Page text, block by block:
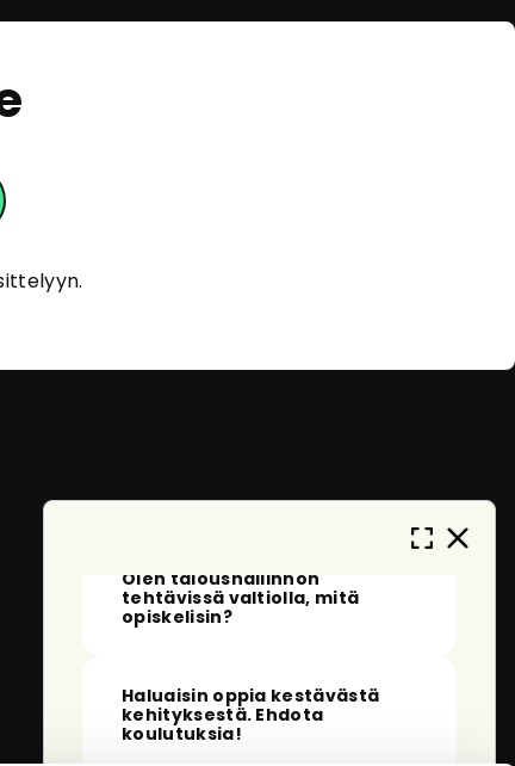
Mitä voin kysyä sinulta?
Olen taloushallinnon
tehtävissä valtiolla, mitä
opiskelisin?
Haluaisin oppia kestävästä
kehityksestä. Ehdota
koulutuksia!